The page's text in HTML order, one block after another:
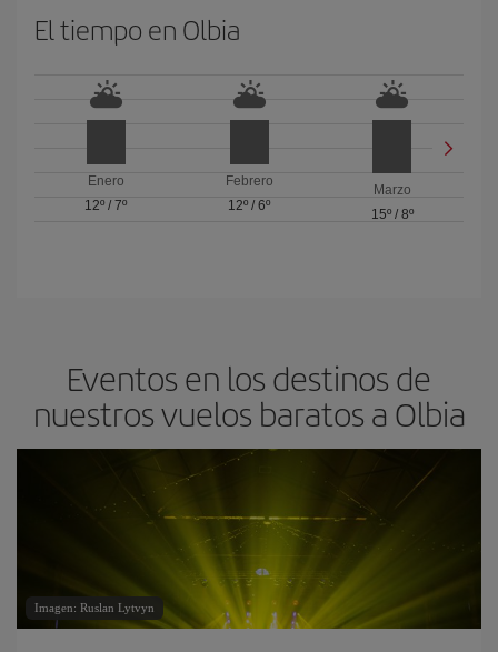
El tiempo en Olbia
Enero
12º /7º
Febrero
12º / 6º
Marzo
15º/ 8º
Eventos en los destinos de
nuestros vuelos baratos a Olbia
Imagen: Ruslan Lytvyn